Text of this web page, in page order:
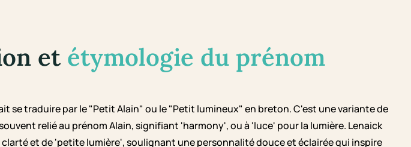
et étymologie du prénom
se traduire par le "Petit Alain" ou le "Petit lumineux" en breton. C'est une variante de
relié au prénom Alain, signifiant 'harmony', ou à 'luce' pour la lumière. Lenaick
et de 'petite lumière', soulignant une personnalité douce et éclairée qui inspire